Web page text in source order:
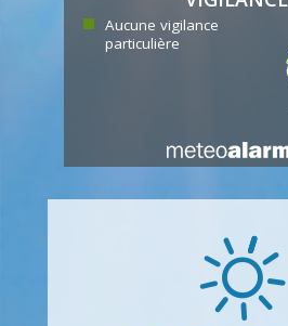
Aucune vigilance
particulière